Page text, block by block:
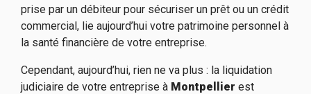
prise par un débiteur pour sécuriser un prêt ou un crédit
commercial, lie aujourd’hui votre patrimoine personnel à
la santé financière de votre entreprise.
Cependant, aujourd’hui, rien ne va plus : la liquidation
judiciaire de votre entreprise àMontpellier est